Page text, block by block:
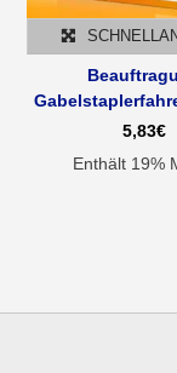
5,83€
Enthält 19%